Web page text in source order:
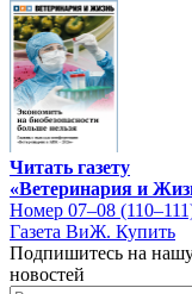
Читать газету
«Ветеринария и
Номер 07–08
Газета ВиЖ. Купить
Подпишитесь на нашу
новостей